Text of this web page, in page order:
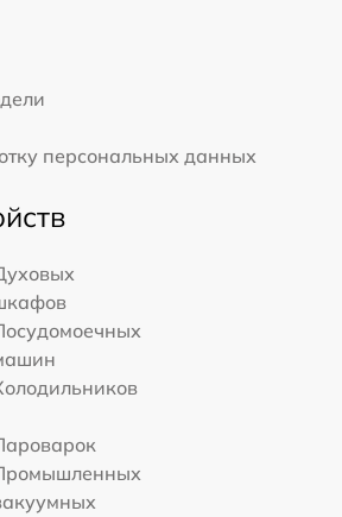
персональных данных